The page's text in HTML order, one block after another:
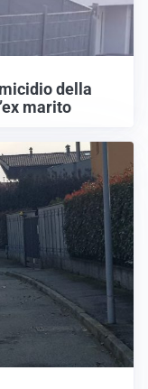
della
marito